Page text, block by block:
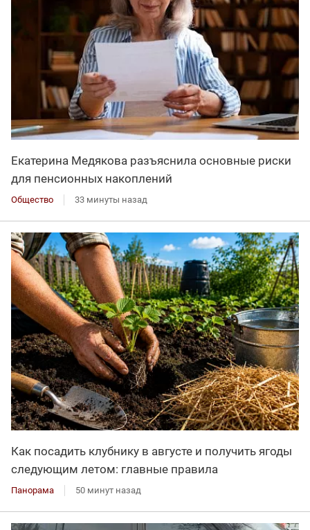
Екатерина Медякова разъяснила основные риски
для пенсионных накоплений
Общество 33 минуты назад
Как посадить клубнику в августе и получить ягоды
следующим летом: главные правила
Панорама 50 минут назад